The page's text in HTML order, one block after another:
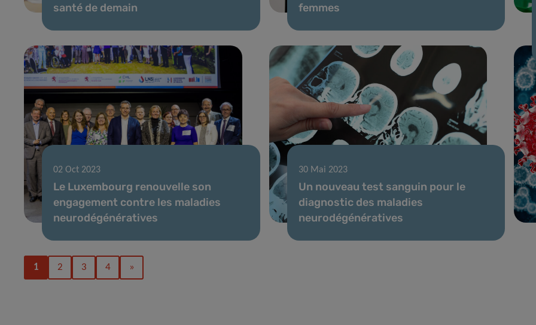
santé de demain
femmes
02 Oct 2023
Le Luxembourg renouvelle son
engagement contre les maladies
neurodégénératives
30 Mai 2023
Un nouveau test sanguin pour le
diagnostic des maladies
neurodégénératives
1 2 3 4 »